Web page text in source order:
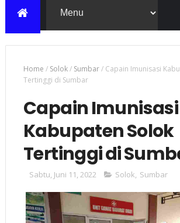
Home / Solok/ Sumbar/ Capain Imunisasi
Tertinggi di Sumbar
Capain Imunisasi
Kabupaten Solok
Tertinggi di
Sabtu, Juni 11, 2022 Solok, Sumbar